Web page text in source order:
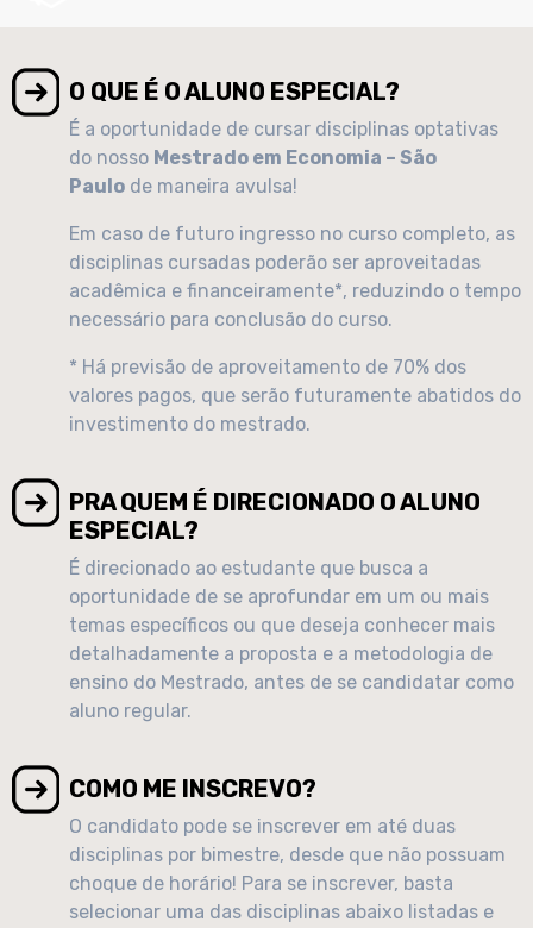
O QUE É O ALUNO ESPECIAL?
É a oportunidade de cursar disciplinas optativas
do nosso Mestrado em Economia – São
Paulo de maneira avulsa!
Em caso de futuro ingresso no curso completo, as
disciplinas cursadas poderão ser aproveitadas
acadêmica e financeiramente*, reduzindo o tempo
necessário para conclusão do curso.
* Há previsão de aproveitamento de 70% dos
valores pagos, que serão futuramente abatidos do
investimento do mestrado.
PRA QUEM É DIRECIONADO O ALUNO
ESPECIAL?
É direcionado ao estudante que busca a
oportunidade de se aprofundar em um ou mais
temas específicos ou que deseja conhecer mais
detalhadamente a proposta e a metodologia de
ensino do Mestrado, antes de se candidatar como
aluno regular.
COMO ME INSCREVO?
O candidato pode se inscrever em até duas
disciplinas por bimestre, desde que não possuam
choque de horário! Para se inscrever, basta
selecionar uma das disciplinas abaixo listadas e